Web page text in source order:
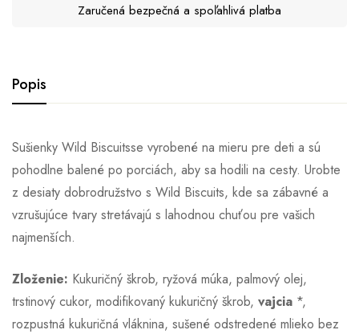
Zaručená bezpečná a spoľahlivá platba
Popis
Sušienky Wild Biscuitsse vyrobené na mieru pre deti a sú
pohodlne balené po porciách, aby sa hodili na cesty. Urobte
z desiaty dobrodružstvo s Wild Biscuits, kde sa zábavné a
vzrušujúce tvary stretávajú s lahodnou chuťou pre vašich
najmenších.
Zloženie: Kukuričný škrob, ryžová múka, palmový olej,
trstinový cukor, modifikovaný kukuričný škrob, vajcia *,
rozpustná kukuričná vláknina, sušené odstredené mlieko bez